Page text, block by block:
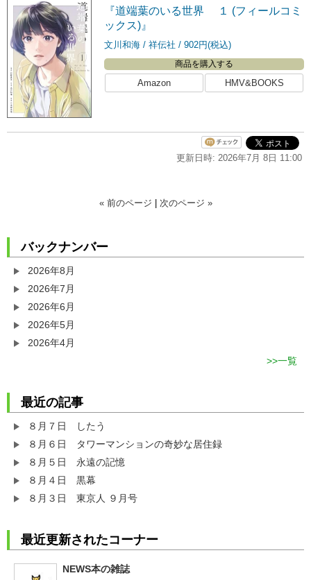
『道端葉のいる世界 １ (フィールコミ
ックス)』
文川和海 祥伝社 902円(税込)
商品を購入する
Amazon HMV&BOOKS
更新日時: 2026年7月 8日 11:00
« 前のページ 次のページ »
バックナンバー
2026年8月
2026年7月
2026年6月
2026年5月
2026年4月
一覧
最近の記事
８月７日 したう
８月６日 タワーマンションの奇妙な居住録
８月５日 永遠の記憶
８月４日 黒幕
８月３日 東京人 ９月号
最近更新されたコーナー
NEWS本の雑誌